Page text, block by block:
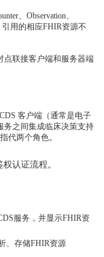
、Observation、
引用的相应FHIR资源不
点联接客户端和服务器端
客户端（通常是电子
务之间集成临床决策支持
代两个角色。
认证流程。
服务，并显示FHIR资
、存储FHIR资源